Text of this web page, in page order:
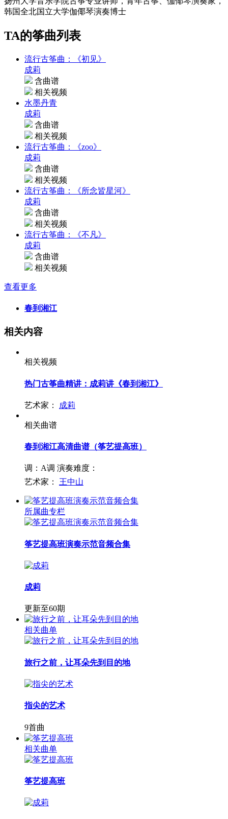
韩国全北国立大学伽倻琴演奏博士
TA的筝曲列表
流行古筝曲：《初见》
成莉
含曲谱
相关视频
水墨丹青
成莉
含曲谱
相关视频
流行古筝曲：《zoo》
成莉
含曲谱
相关视频
流行古筝曲：《所念皆星河》
成莉
含曲谱
相关视频
流行古筝曲：《不凡》
成莉
含曲谱
相关视频
查看更多
春到湘江
相关内容
相关视频
热门古筝曲精讲：成莉讲《春到湘江》
艺术家： 成莉
相关曲谱
春到湘江高清曲谱（筝艺提高班）
调：A调 演奏难度：
艺术家：
王中山
所属曲专栏
筝艺提高班演奏示范音频合集
成莉
更新至60期
相关曲单
旅行之前，让耳朵先到目的地
指尖的艺术
9首曲
相关曲单
筝艺提高班